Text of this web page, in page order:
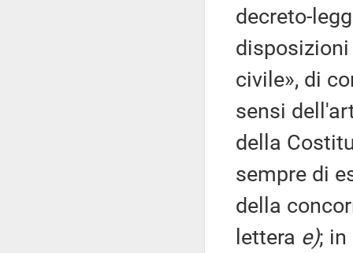
decreto-
civile», di
sensi
della
sempre di
della
lettera e); in